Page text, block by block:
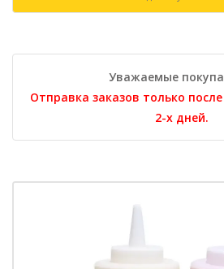
Уважаемые
Отправка заказов только
2-х дней.